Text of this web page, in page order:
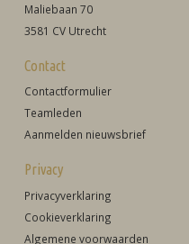
Maliebaan 70
3581 CV Utrecht
Contact
Contactformulier
Teamleden
Aanmelden nieuwsbrief
Privacy
Privacyverklaring
Cookieverklaring
Algemene voorwaarden